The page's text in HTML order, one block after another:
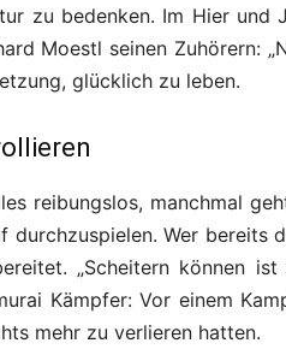
zu bedenken. Im Hier
Moestl seinen Zuhörern:
glücklich zu leben.
reibungslos, manchmal
durchzuspielen. Wer
„Scheitern können
Kämpfer: Vor einem
mehr zu verlieren hatten.